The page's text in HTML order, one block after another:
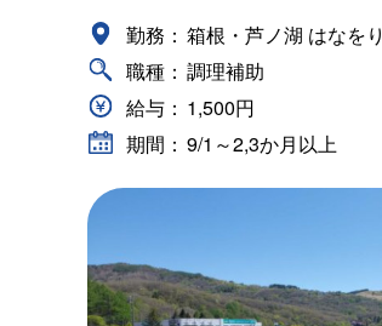
勤務： 箱根・芦ノ湖 はなをり
職種： 調理補助
給与： 1,500円
期間： 9/1～2,3か月以上